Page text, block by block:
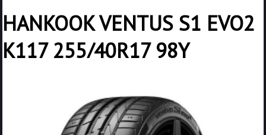
HANKOOK VENTUS S1 EVO2
K117 255/40R17 98Y